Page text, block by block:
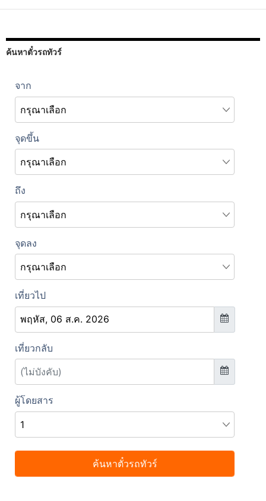
ค้นหาตั๋วรถทัวร์